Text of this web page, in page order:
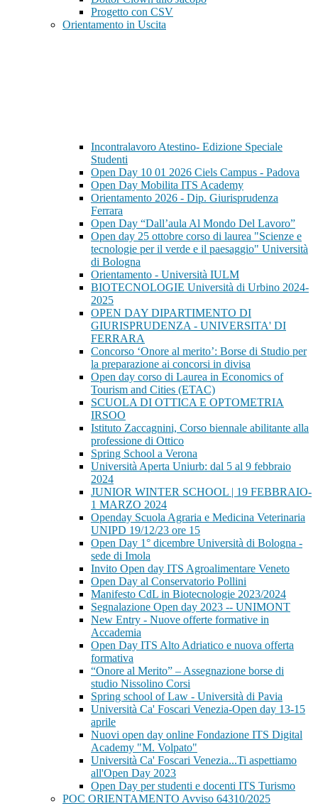
Progetto con CSV
Orientamento in Uscita
Incontralavoro Atestino- Edizione Speciale
Studenti
Open Day 10 01 2026 Ciels Campus - Padova
Open Day Mobilita ITS Academy
Orientamento 2026 - Dip. Giurisprudenza
Ferrara
Open Day “Dall’aula Al Mondo Del Lavoro”
Open day 25 ottobre corso di laurea "Scienze e
tecnologie per il verde e il paesaggio" Università
di Bologna
Orientamento - Università IULM
BIOTECNOLOGIE Università di Urbino 2024-
2025
OPEN DAY DIPARTIMENTO DI
GIURISPRUDENZA - UNIVERSITA' DI
FERRARA
Concorso ‘Onore al merito’: Borse di Studio per
la preparazione ai concorsi in divisa
Open day corso di Laurea in Economics of
Tourism and Cities (ETAC)
SCUOLA DI OTTICA E OPTOMETRIA
IRSOO
Istituto Zaccagnini, Corso biennale abilitante alla
professione di Ottico
Spring School a Verona
Università Aperta Uniurb: dal 5 al 9 febbraio
2024
JUNIOR WINTER SCHOOL | 19 FEBBRAIO-
1 MARZO 2024
Openday Scuola Agraria e Medicina Veterinaria
UNIPD 19/12/23 ore 15
Open Day 1° dicembre Università di Bologna -
sede di Imola
Invito Open day ITS Agroalimentare Veneto
Open Day al Conservatorio Pollini
Manifesto CdL in Biotecnologie 2023/2024
Segnalazione Open day 2023 -- UNIMONT
New Entry - Nuove offerte formative in
Accademia
Open Day ITS Alto Adriatico e nuova offerta
formativa
“Onore al Merito” – Assegnazione borse di
studio Nissolino Corsi
Spring school of Law - Università di Pavia
Università Ca' Foscari Venezia-Open day 13-15
aprile
Nuovi open day online Fondazione ITS Digital
Academy "M. Volpato"
Università Ca' Foscari Venezia...Ti aspettiamo
all'Open Day 2023
Open Day per studenti e docenti ITS Turismo
POC ORIENTAMENTO Avviso 64310/2025